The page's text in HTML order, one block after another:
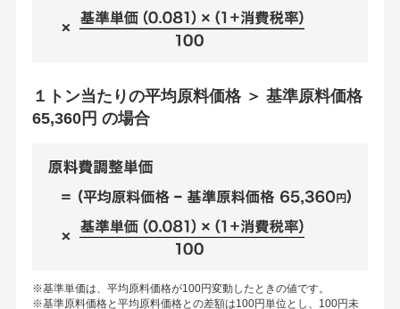
１トン当たりの平均原料価格 ＞ 基準原料価格
65,360円 の場合
※基準単価は、平均原料価格が100円変動したときの値です。
※基準原料価格と平均原料価格との差額は100円単位とし、100円未